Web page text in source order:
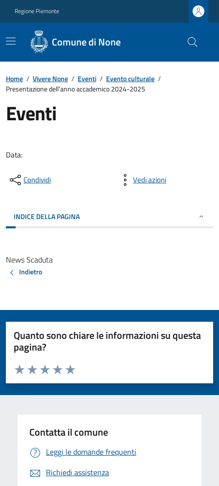
Regione Piemonte
Comune di None
Home / Vivere None / Eventi / Evento culturale /
Presentazione dell'anno accademico 2024-2025
Eventi
Data:
Condividi Vedi azioni
INDICE DELLA PAGINA
News Scaduta
Indietro
Quanto sono chiare le informazioni su questa
pagina?
Valuta da 1 a 5 stelle la pagina
Valuta 5 stelle su 5
Valuta 4 stelle su 5
Valuta 3 stelle su 5
Valuta 2 stelle su 5
Valuta 1 stelle su 5
Contatta il comune
Leggi le domande frequenti
Richiedi assistenza